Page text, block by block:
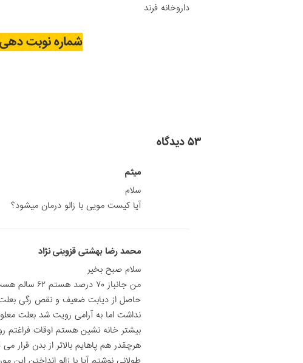
داروخانه فرند
شماره نوبت
۵۳ دیدگاه
ميثم
سلام
آیا کیست مویی با زالو درمان میشود؟
محمد رضا بهشتی قزوینی نژاد
سلام صبح بخیر
من جانباز
حاصل از دیابت ضعیف و نقص رگی
نداشت اما به آرامی رویت شد بعلت
بیشتر خانه نشین هستم اوقات فراغتم
هرچقدر هم پاهایم بالاتر از بدن